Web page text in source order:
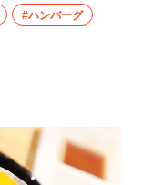
#ハンバーグ